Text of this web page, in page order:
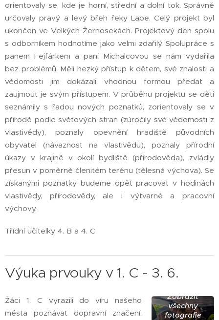
orientovaly se, kde je horní, střední a dolní tok. Správně
určovaly pravý a levý břeh řeky Labe. Celý projekt byl
ukončen ve Velkých Žernosekách. Projektový den spolu
s odborníkem hodnotíme jako velmi zdařilý. Spolupráce s
panem Fejfárkem a paní Michalcovou se nám vydařila
bez problémů. Měli hezký přístup k dětem, své znalosti a
vědomosti jim dokázali vhodnou formou předat a
zaujmout je svým přístupem. V průběhu projektu se děti
seznámily s řadou nových poznatků, zorientovaly se v
přírodě podle světových stran (zúročily své vědomosti z
vlastivědy), poznaly opevnění hradiště původních
obyvatel (návaznost na vlastivědu), poznaly přírodní
úkazy v krajině v okolí bydliště (přírodověda), zvládly
přesun v poměrně členitém terénu (tělesná výchova). Se
získanými poznatky budeme opět pracovat v hodinách
vlastivědy, přírodovědy, ale i výtvarné a pracovní
výchovy.
Třídní učitelky 4. B a 4. C
Výuka prvouky v 1. C - 3. 6.
Zobrazit
všechny
fotografie
Žáci 1. C vyrazili do víru našeho
města poznávat dopravní značení.